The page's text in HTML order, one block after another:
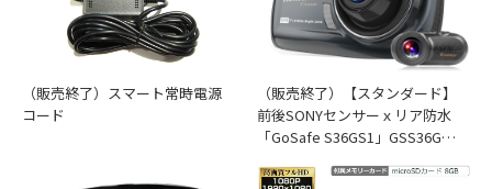
（販売終了）スマート常時電源
コード
（販売終了）【スタンダード】
前後SONYセンサーｘリア防水
「GoSafe S36GS1」GSS36G…